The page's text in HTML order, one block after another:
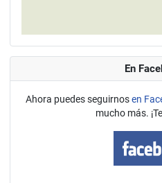
En
Ahora puedes seguirnosen
mucho más.